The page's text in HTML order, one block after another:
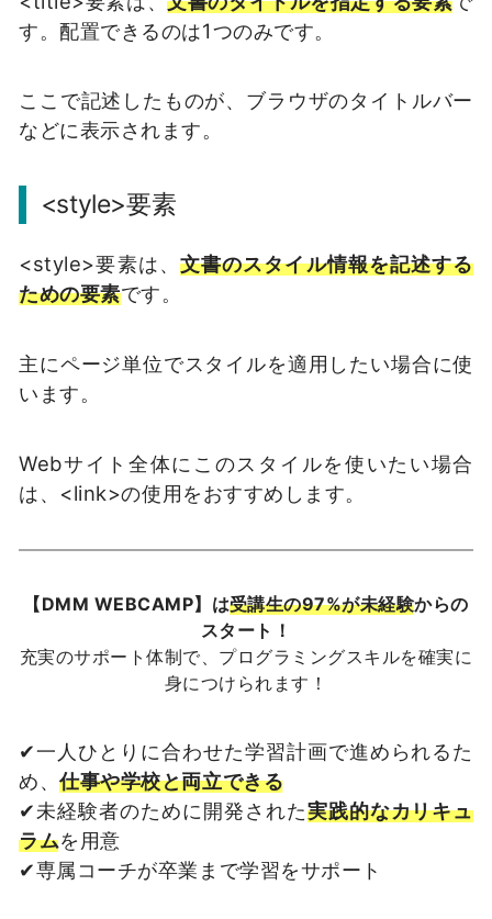
す。配置できるのは1つのみです。
ここで記述したものが、ブラウザのタイトルバー
などに表示されます。
<style>要素
<style>要素は、 文書のスタイル情報を記述する
ための要素です。
主にページ単位でスタイルを適用したい場合に使
います。
Webサイト全体にこのスタイルを使いたい場合
は、<link>の使用をおすすめします。
【DMM WEBCAMP】は受講生の97%が未経験からの
スタート！
充実のサポート体制で、プログラミングスキルを確実に
身につけられます！
✔一人ひとりに合わせた学習計画で進められるた
め、仕事や学校と両立できる
✔未経験者のために開発された実践的なカリキュ
ラムを用意
✔︎専属コーチが卒業まで学習をサポート